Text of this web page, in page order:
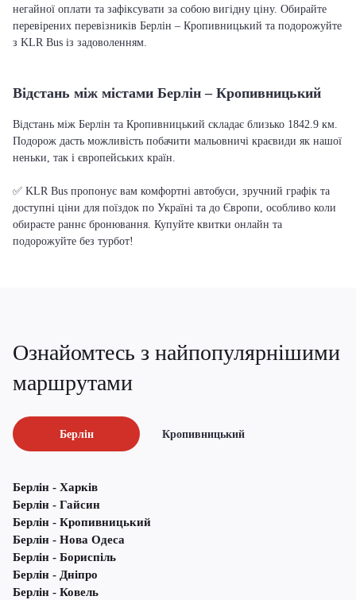
негайної оплати та зафіксувати за собою вигідну ціну. Обирайте
перевірених перевізників Берлін – Кропивницький та подорожуйте
з KLR Bus із задоволенням.
Відстань між містами Берлін – Кропивницький
Відстань між Берлін та Кропивницький складає близько 1842.9 км.
Подорож дасть можливість побачити мальовничі краєвиди як нашої
неньки, так і європейських країн.
✅ KLR Bus пропонує вам комфортні автобуси, зручний графік та
доступні ціни для поїздок по Україні та до Європи, особливо коли
обираєте раннє бронювання. Купуйте квитки онлайн та
подорожуйте без турбот!
Ознайомтесь з найпопулярнішими
маршрутами
Берлін Кропивницький
Берлін - Харків
Берлін - Гайсин
Берлін - Кропивницький
Берлін - Нова Одеса
Берлін - Бориспіль
Берлін - Дніпро
Берлін - Ковель